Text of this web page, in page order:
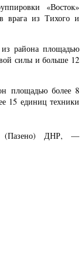
«Восток»
врага из Тихого и
района площадью
силы и больше 12
площадью более 8
15 единиц техники
(Пазено) ДНР, —